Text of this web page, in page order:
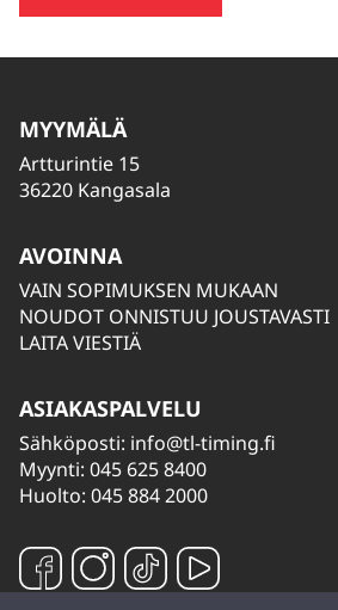
MYYMÄLÄ
Artturintie 15
36220 Kangasala
AVOINNA
VAIN SOPIMUKSEN MUKAAN
NOUDOT ONNISTUU JOUSTAVASTI
LAITA VIESTIÄ
ASIAKASPALVELU
Sähköposti: info@tl-timing.fi
Myynti: 045 625 8400
Huolto: 045 884 2000